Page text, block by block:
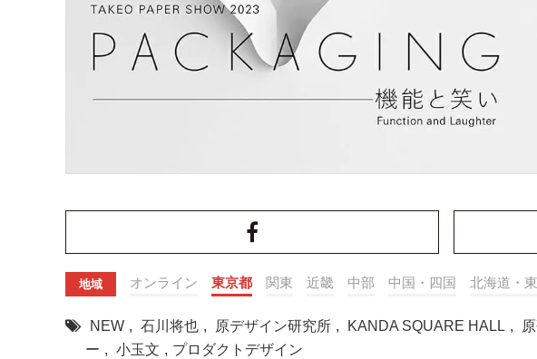
地域 オンライン 東京都 関東 近畿 中部 中国・四国 北海道・
NEW , 石川将也 , 原デザイン研究所 , KANDA SQUARE HALL ,
ー , 小玉文 , プロダクトデザイン